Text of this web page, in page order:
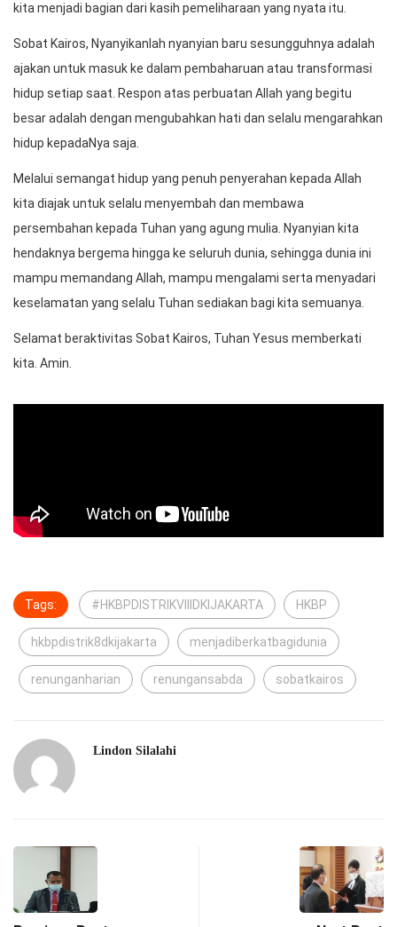
kita menjadi bagian dari kasih pemeliharaan yang nyata itu.
Sobat Kairos, Nyanyikanlah nyanyian baru sesungguhnya adalah
ajakan untuk masuk ke dalam pembaharuan atau transformasi
hidup setiap saat. Respon atas perbuatan Allah yang begitu
besar adalah dengan mengubahkan hati dan selalu mengarahkan
hidup kepadaNya saja.
Melalui semangat hidup yang penuh penyerahan kepada Allah
kita diajak untuk selalu menyembah dan membawa
persembahan kepada Tuhan yang agung mulia. Nyanyian kita
hendaknya bergema hingga ke seluruh dunia, sehingga dunia ini
mampu memandang Allah, mampu mengalami serta menyadari
keselamatan yang selalu Tuhan sediakan bagi kita semuanya.
Selamat beraktivitas Sobat Kairos, Tuhan Yesus memberkati
kita. Amin.
Tags: #HKBPDISTRIKVIIIDKIJAKARTA HKBP
hkbpdistrik8dkijakarta menjadiberkatbagidunia
renunganharian renungansabda sobatkairos
Lindon Silalahi